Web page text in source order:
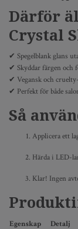
Därför
Crystal
✔ Spegelblank glans
✔ Skyddar färgen och
✔ Vegansk och
✔ Perfekt för både
Så
Applicera ett
Härda i LED-
Klar! Ingen
Egenskap
Detalj